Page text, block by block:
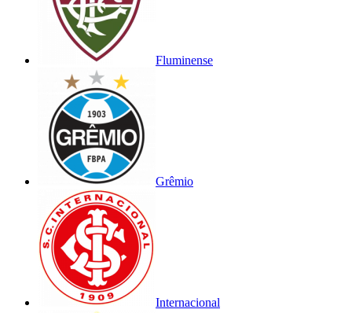
Fluminense
Grêmio
Internacional